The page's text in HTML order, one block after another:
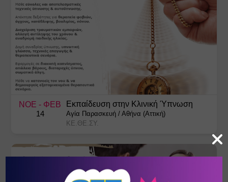
ΝΟΕ - ΦΕΒ
14
Εκπαίδευση στην Κλινική Ύπνωση
Αγία Παρασκευή /Αθήνα (Αττική)
ΚΕ.ΘΕ.ΣΥ.